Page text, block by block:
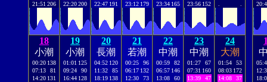
21:51 206
22:20200
22:47 191
23:12 179
23:34 165
23:56 152
18
小潮
00:20 138
07:13
81
14:20 131
19
小潮
01:01 125
09:24
90
16:44 128
20
長潮
04:52 120
11:32
85
18:19 138
21
若潮
00:25
96
06:17 132
12:30
73
22
中潮
00:59
82
06:57 146
13:08
60
23
中潮
01:27
67
07:31 160
13:39
47
24
大潮
01:54
53
08:03 172
14:08
37